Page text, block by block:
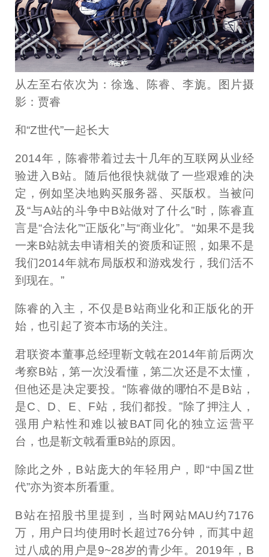
从左至右依次为：徐逸、陈睿、李旎。图片摄
影：贾睿
和“Z世代”一起长大
2014年，陈睿带着过去十几年的互联网从业经
验进入B站。随后他很快就做了一些艰难的决
定，例如坚决地购买服务器、买版权。当被问
及“与A站的斗争中B站做对了什么”时，陈睿直
言是“合法化”“正版化”与“商业化”。“如果不是我
一来B站就去申请相关的资质和证照，如果不是
我们2014年就布局版权和游戏发行，我们活不
到现在。”
陈睿的入主，不仅是B站商业化和正版化的开
始，也引起了资本市场的关注。
君联资本董事总经理靳文戟在2014年前后两次
考察B站，第一次没看懂，第二次还是不太懂，
但他还是决定要投。“陈睿做的哪怕不是B站，
是C、D、E、F站，我们都投。”除了押注人，
强用户粘性和难以被BAT同化的独立运营平
台，也是靳文戟看重B站的原因。
除此之外，B站庞大的年轻用户，即“中国Z世
代”亦为资本所看重。
B站在招股书里提到，当时网站MAU约7176
万，用户日均使用时长超过76分钟，而其中超
过八成的用户是9~28岁的青少年。2019年，B